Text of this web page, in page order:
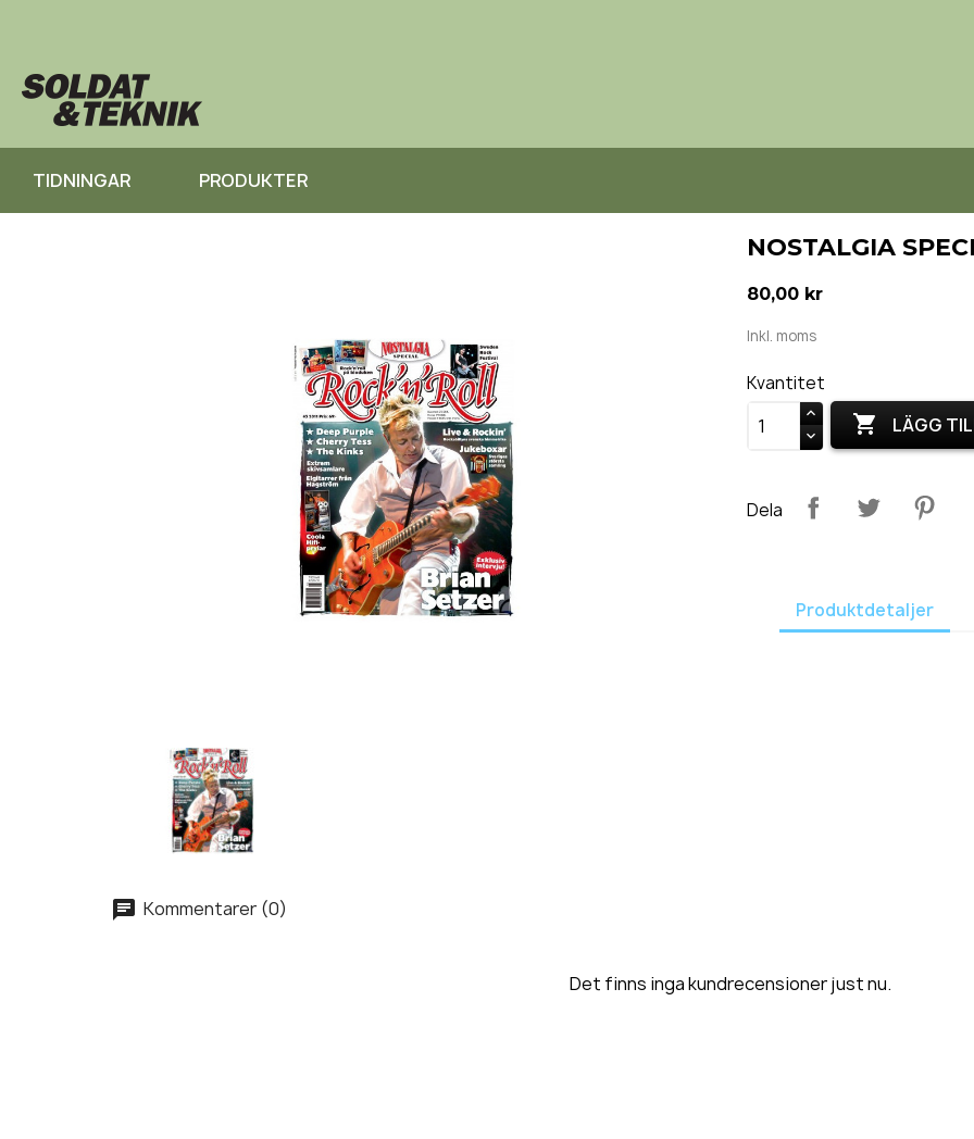
TIDNINGAR PRODUKTER
NOSTALGIA
80,00 kr
Inkl. moms
Kvantitet
 LÄGG
Dela
Produktdetaljer
Kommentarer (0)
Det finns inga kundrecensioner just nu.